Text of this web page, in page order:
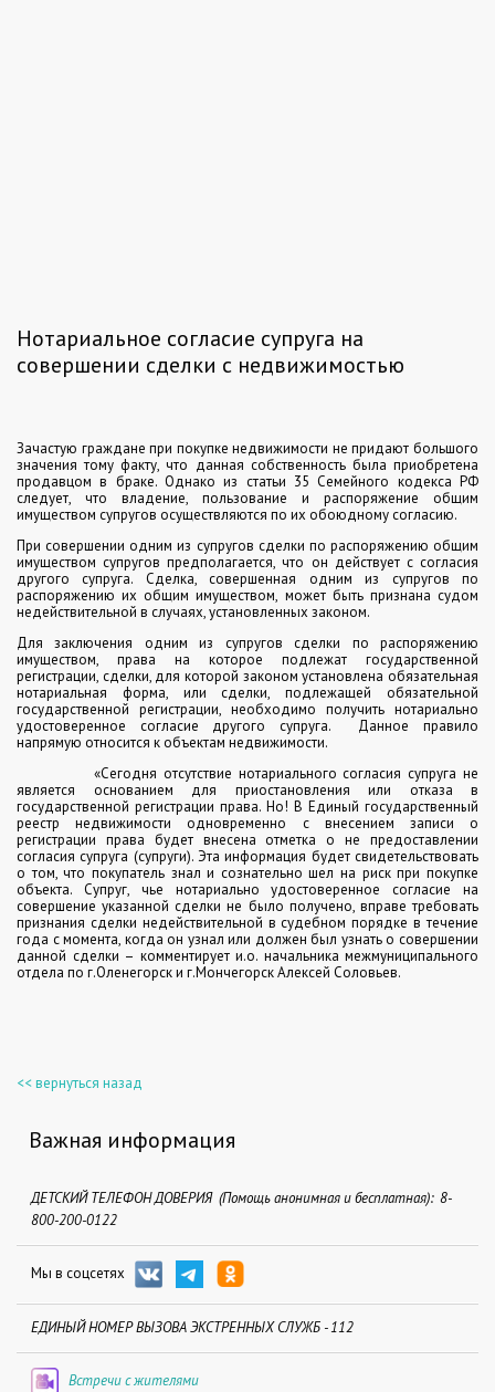
Нотариальное согласие супруга на
совершении сделки с недвижимостью
Зачастую граждане при покупке недвижимости не придают большого
значения тому факту, что данная собственность была приобретена
продавцом в браке. Однако из статьи 35 Семейного кодекса РФ
следует, что владение, пользование и распоряжение общим
имуществом супругов осуществляются по их обоюдному согласию.
При совершении одним из супругов сделки по распоряжению общим
имуществом супругов предполагается, что он действует с согласия
другого супруга. Сделка, совершенная одним из супругов по
распоряжению их общим имуществом, может быть признана судом
недействительной в случаях, установленных законом.
Для заключения одним из супругов сделки по распоряжению
имуществом, права на которое подлежат государственной
регистрации, сделки, для которой законом установлена обязательная
нотариальная форма, или сделки, подлежащей обязательной
государственной регистрации, необходимо получить нотариально
удостоверенное согласие другого супруга.
Данное правило
напрямую относится к объектам недвижимости.
«Сегодня отсутствие нотариального согласия супруга не
является основанием для приостановления или отказа в
государственной регистрации права. Но! В Единый государственный
реестр недвижимости одновременно с внесением записи о
регистрации права будет внесена отметка о не предоставлении
согласия супруга (супруги). Эта информация будет свидетельствовать
о том, что покупатель знал и сознательно шел на риск при покупке
объекта. Супруг, чье нотариально удостоверенное согласие на
совершение указанной сделки не было получено, вправе требовать
признания сделки недействительной в судебном порядке в течение
года с момента, когда он узнал или должен был узнать о совершении
данной сделки – комментирует и.о. начальника межмуниципального
отдела по г.Оленегорск и г.Мончегорск Алексей Соловьев.
<< вернуться назад
Важная информация
ДЕТСКИЙ ТЕЛЕФОН ДОВЕРИЯ (Помощь анонимная и бесплатная): 8-
800-200-0122
Мы в соцсетях
ЕДИНЫЙ НОМЕР ВЫЗОВА ЭКСТРЕННЫХ СЛУЖБ - 112
Встречи с жителями